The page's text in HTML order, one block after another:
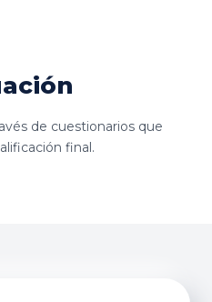
de cuestionarios que
final.